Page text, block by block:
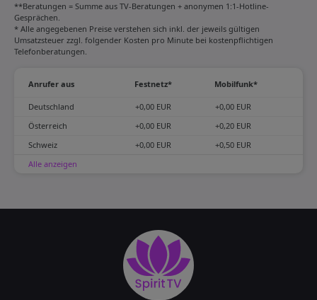
**Beratungen = Summe aus TV-Beratungen + anonymen 1:1-Hotline-
Gesprächen.
* Alle angegebenen Preise verstehen sich inkl. der jeweils gültigen
Umsatzsteuer zzgl. folgender Kosten pro Minute bei kostenpflichtigen
Telefonberatungen.
Anrufer aus Festnetz* Mobilfunk*
Deutschland +0,00 EUR
+0,00 EUR
Österreich
+0,00 EUR
+0,20 EUR
Schweiz
+0,00 EUR
+0,50 EUR
Alle anzeigen